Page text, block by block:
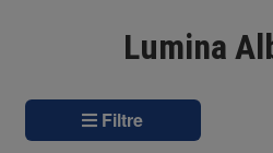
Lumina
Filtre